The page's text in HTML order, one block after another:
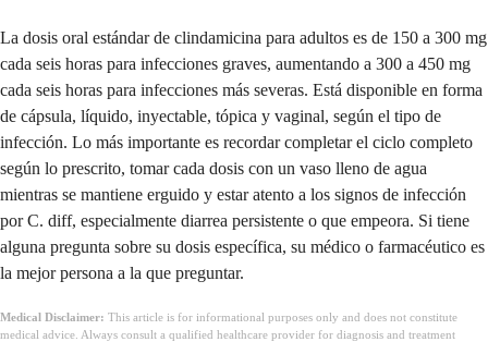
La dosis oral estándar de clindamicina para adultos es de 150 a 300 mg
cada seis horas para infecciones graves, aumentando a 300 a 450 mg
cada seis horas para infecciones más severas. Está disponible en forma
de cápsula, líquido, inyectable, tópica y vaginal, según el tipo de
infección. Lo más importante es recordar completar el ciclo completo
según lo prescrito, tomar cada dosis con un vaso lleno de agua
mientras se mantiene erguido y estar atento a los signos de infección
por C. diff, especialmente diarrea persistente o que empeora. Si tiene
alguna pregunta sobre su dosis específica, su médico o farmacéutico es
la mejor persona a la que preguntar.
Medical Disclaimer: This article is for informational purposes only and does not constitute
medical advice. Always consult a qualified healthcare provider for diagnosis and treatment